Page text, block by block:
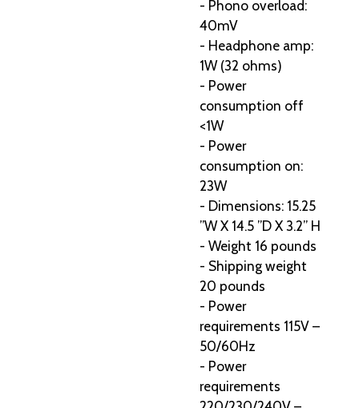
- Phono overload:
40mV
- Headphone amp:
1W (32 ohms)
- Power
consumption off
<1W
- Power
consumption on:
23W
- Dimensions: 15.25
”W X 14.5 ”D X 3.2” H
- Weight 16 pounds
- Shipping weight
20 pounds
- Power
requirements 115V –
50/60Hz
- Power
requirements